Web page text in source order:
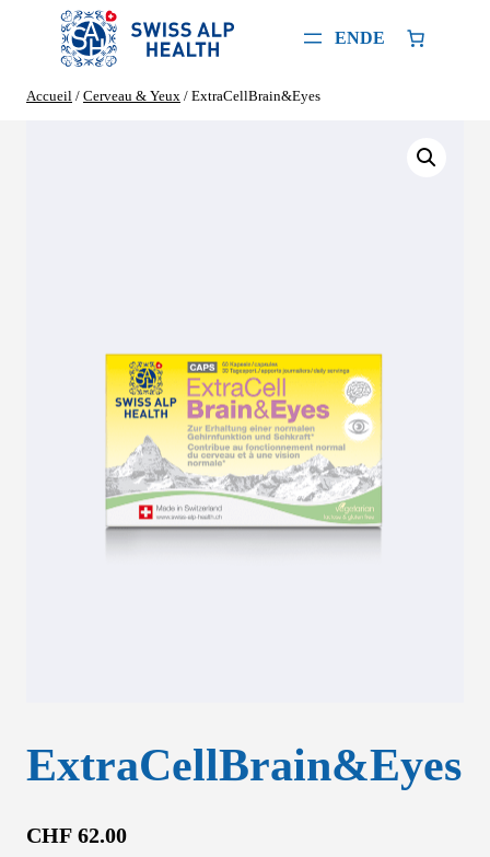
ENDE
Accueil / Cerveau & Yeux / ExtraCellBrain&Eyes
ExtraCellBrain&Eyes
CHF 62.00